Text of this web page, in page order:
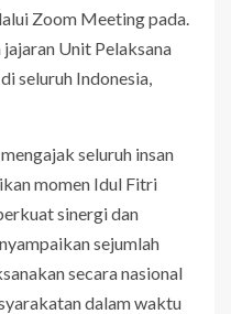
Zoom Meeting pada.
Unit Pelaksana
seluruh Indonesia,
seluruh insan
momen Idul Fitri
sinergi dan
sejumlah
secara nasional
dalam waktu